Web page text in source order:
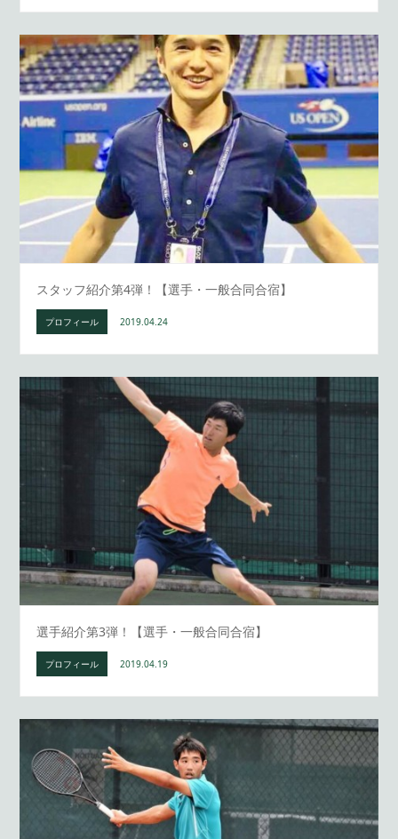
スタッフ紹介第4弾！【選手・一般合同合宿】
プロフィール 2019.04.24
選手紹介第3弾！【選手・一般合同合宿】
プロフィール 2019.04.19